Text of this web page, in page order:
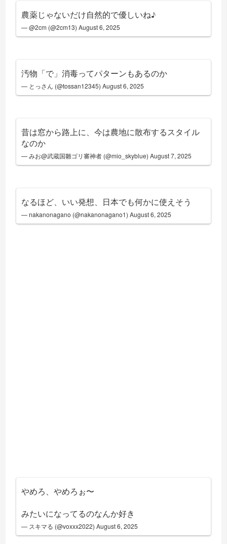
農薬じゃないだけ自然的で優しいね♪
— @2cm (@2cm13)August 6, 2025
汚物「で」消毒ってパターンもあるのか
— とっさん (@tossan12345)August 6, 2025
昔は窓から路上に、今は農地に散布するスタイル
なのか
— みお@武蔵国雛ゴリ審神者 (@mio_skyblue)August 7, 2025
なるほど、いい発想、日本でも何かに使えそう
— nakanonagano (@nakanonagano1)August 6, 2025
やめろ、やめろぉ〜
みたいになってるのなんか好き
— スキマる (@voxxx2022)August 6, 2025